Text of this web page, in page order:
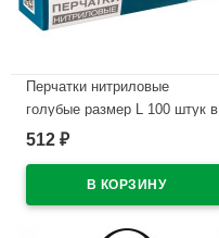
Перчатки нитриловые
голубые размер L 100 штук в
упаковке
512 ₽